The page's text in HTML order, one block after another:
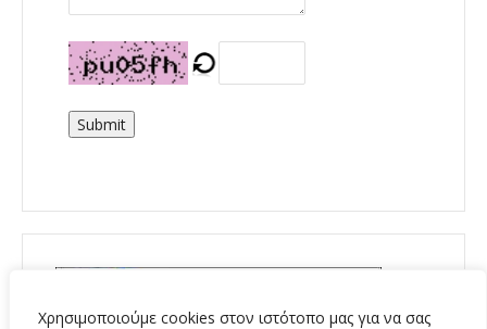
Χρησιμοποιούμε cookies στον ιστότοπο μας για να σας
Submit